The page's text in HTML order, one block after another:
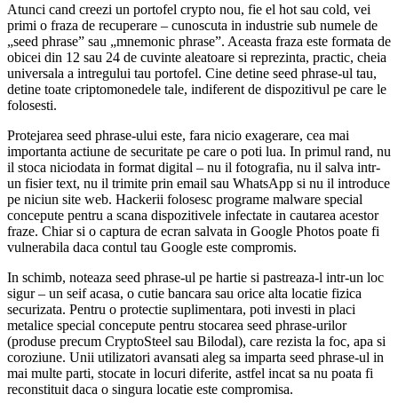
Atunci cand creezi un portofel crypto nou, fie el hot sau cold, vei
primi o fraza de recuperare – cunoscuta in industrie sub numele de
„seed phrase” sau „mnemonic phrase”. Aceasta fraza este formata de
obicei din 12 sau 24 de cuvinte aleatoare si reprezinta, practic, cheia
universala a intregului tau portofel. Cine detine seed phrase-ul tau,
detine toate criptomonedele tale, indiferent de dispozitivul pe care le
folosesti.
Protejarea seed phrase-ului este, fara nicio exagerare, cea mai
importanta actiune de securitate pe care o poti lua. In primul rand, nu
il stoca niciodata in format digital – nu il fotografia, nu il salva intr-
un fisier text, nu il trimite prin email sau WhatsApp si nu il introduce
pe niciun site web. Hackerii folosesc programe malware special
concepute pentru a scana dispozitivele infectate in cautarea acestor
fraze. Chiar si o captura de ecran salvata in Google Photos poate fi
vulnerabila daca contul tau Google este compromis.
In schimb, noteaza seed phrase-ul pe hartie si pastreaza-l intr-un loc
sigur – un seif acasa, o cutie bancara sau orice alta locatie fizica
securizata. Pentru o protectie suplimentara, poti investi in placi
metalice special concepute pentru stocarea seed phrase-urilor
(produse precum CryptoSteel sau Bilodal), care rezista la foc, apa si
coroziune. Unii utilizatori avansati aleg sa imparta seed phrase-ul in
mai multe parti, stocate in locuri diferite, astfel incat sa nu poata fi
reconstituit daca o singura locatie este compromisa.